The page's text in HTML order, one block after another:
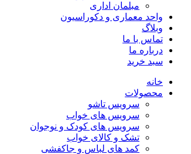
مبلمان اداری
واحد معماری و دکوراسیون
وبلاگ
تماس با ما
درباره ما
سبد خرید
خانه
محصولات
سرویس تاشو
سرویس های خواب
سرویس های کودک و نوجوان
تشک و کالای خواب
کمد های لباس و جاکفشی